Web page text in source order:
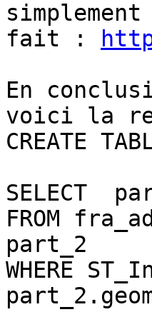
fait :
En
voici la
CREATE
SELECT
FROM
part_2
WHERE